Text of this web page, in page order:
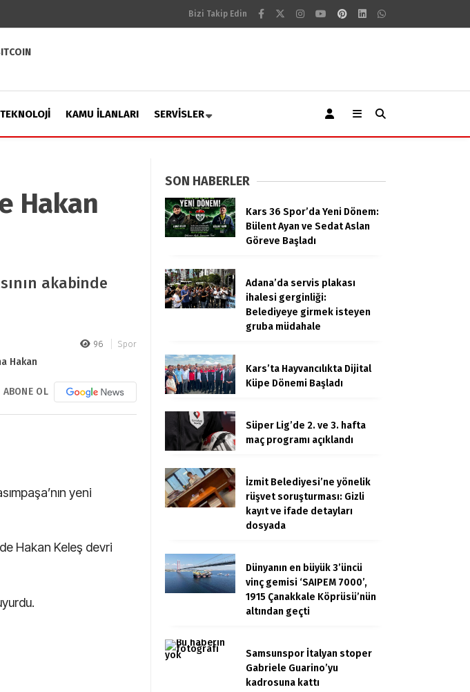
Bizi Takip Edin
TEKNOLOJI KAMU İLANLARI SERVISLER
Hakan
akabinde
96 Spor
ABONE OL
yeni
Hakan Keleş devri
SON HABERLER
Kars 36 Spor’da Yeni Dönem:
Bülent Ayan ve Sedat Aslan
Göreve Başladı
Adana’da servis plakası
ihalesi gerginliği:
Belediyeye girmek isteyen
gruba müdahale
Kars’ta Hayvancılıkta Dijital
Küpe Dönemi Başladı
Süper Lig’de 2. ve 3. hafta
maç programı açıklandı
İzmit Belediyesi’ne yönelik
rüşvet soruşturması: Gizli
kayıt ve ifade detayları
dosyada
Dünyanın en büyük 3’üncü
vinç gemisi ‘SAIPEM 7000’,
1915 Çanakkale Köprüsü’nün
altından geçti
Samsunspor İtalyan stoper
Gabriele Guarino’yu
kadrosuna kattı